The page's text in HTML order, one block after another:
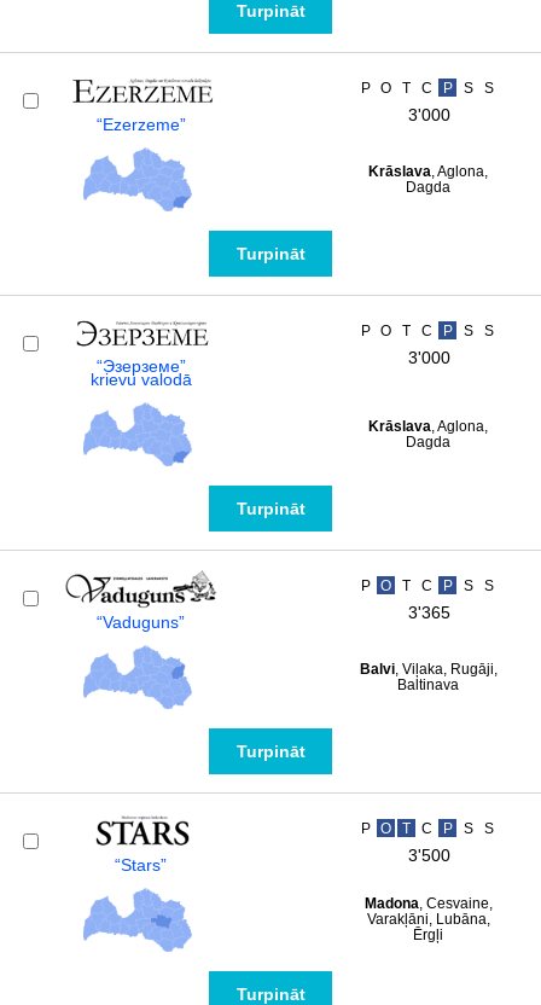
Turpināt
“Ezerzeme”
P O T C P S S
3'000
Krāslava, Aglona,
Dagda
Turpināt
“Эзерземе”
krievu valodā
P O T C P S S
3'000
Krāslava, Aglona,
Dagda
Turpināt
“Vaduguns”
P O T C P S S
3'365
Balvi, Viļaka, Rugāji,
Baltinava
Turpināt
“Stars”
P O T C P S S
3'500
Madona, Cesvaine,
Varakļāni, Lubāna,
Ērgļi
Turpināt